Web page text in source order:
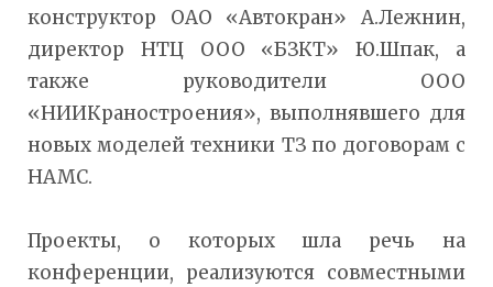
конструктор ОАО «Автокран» А.Лежнин,
директор НТЦ ООО «БЗКТ» Ю.Шпак, а
также руководители ООО
«НИИКраностроения», выполнявшего для
новых моделей техники ТЗ по договорам с
НАМС.
Проекты, о которых шла речь на
конференции, реализуются совместными